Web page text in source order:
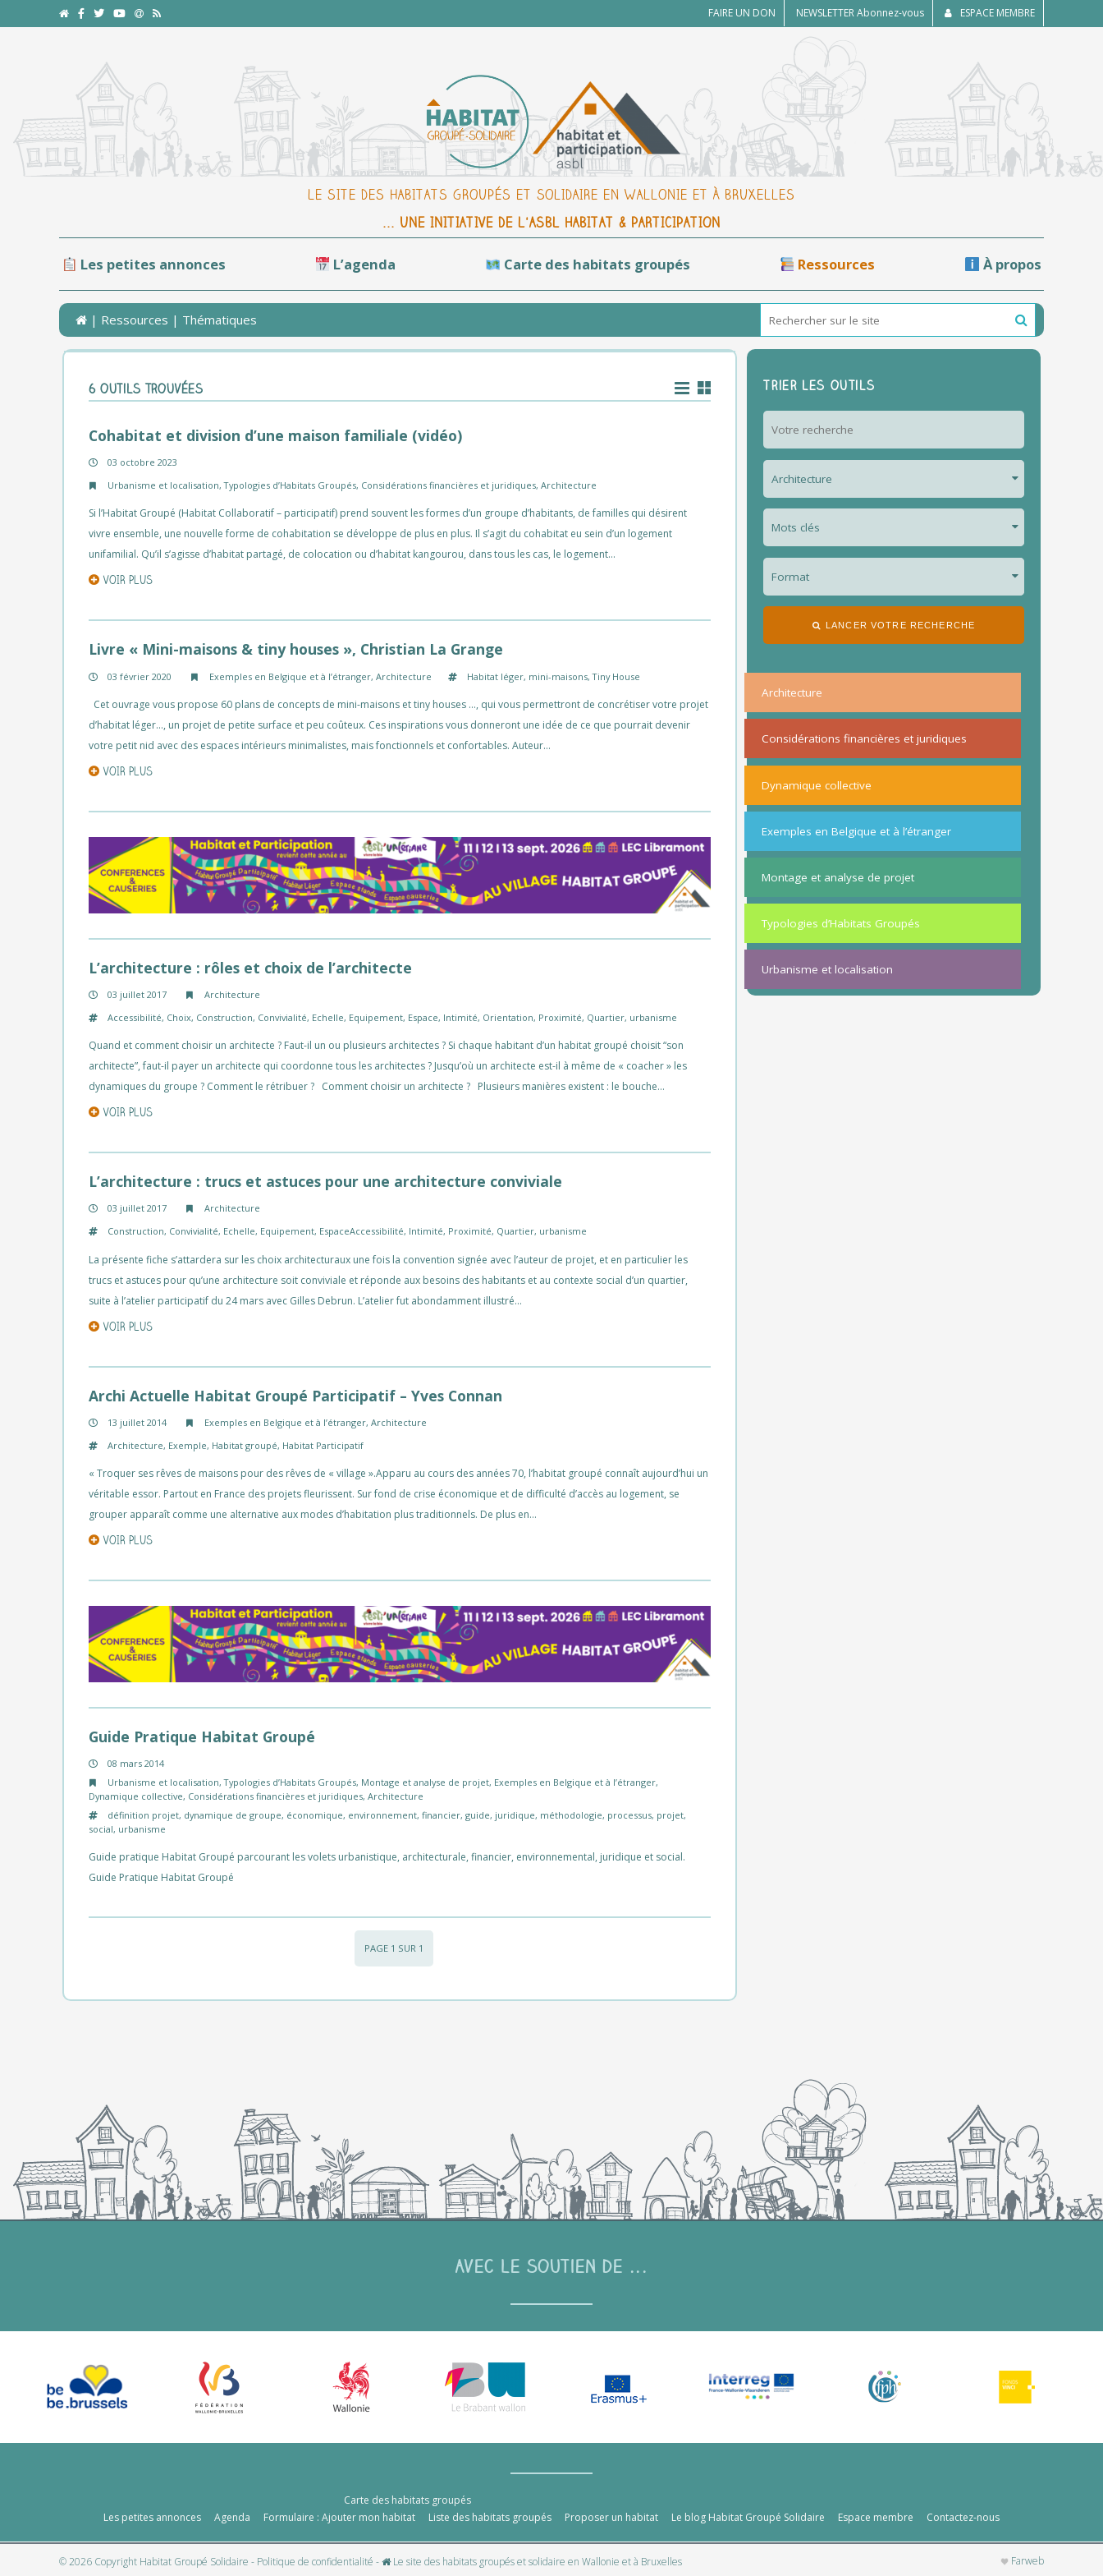
FAIRE UN DON NEWSLETTERAbonnez-vous ESPACE MEMBRE
LE SITE DES HABITATS GROUPÉS ET SOLIDAIRE EN WALLONIE ET À BRUXELLES
... UNE INITIATIVE DE L'ASBL HABITAT & PARTICIPATION
Les petites annonces L’agenda Carte des habitats groupés Ressources À propos
| Ressources | Thématiques
6 outils trouvées
Cohabitat et division d’une maison familiale (vidéo)
03 octobre 2023
Urbanisme et localisation,Typologies d’Habitats Groupés, Considérations financières et juridiques,Architecture
Si l’Habitat Groupé (Habitat Collaboratif – participatif) prend souvent les formes d’un groupe d’habitants, de familles qui désirent
vivre ensemble, une nouvelle forme de cohabitation se développe de plus en plus. Il s’agit du cohabitat eu sein d’un logement
unifamilial. Qu’il s’agisse d’habitat partagé, de colocation ou d’habitat kangourou, dans tous les cas, le logement…
VOIR PLUS
Livre « Mini-maisons & tiny houses », Christian La Grange
03 février 2020 Exemples en Belgique et à l’étranger,Architecture Habitat léger, mini-maisons,Tiny House
Cet ouvrage vous propose 60 plans de concepts de mini-maisons et tiny houses …, qui vous permettront de concrétiser votre projet
d’habitat léger…, un projet de petite surface et peu coûteux. Ces inspirations vous donneront une idée de ce que pourrait devenir
votre petit nid avec des espaces intérieurs minimalistes, mais fonctionnels et confortables. Auteur…
VOIR PLUS
L’architecture : rôles et choix de l’architecte
03 juillet 2017
Architecture
Accessibilité, Choix, Construction, Convivialité, Echelle, Equipement, Espace, Intimité, Orientation, Proximité, Quartier, urbanisme
Quand et comment choisir un architecte ? Faut-il un ou plusieurs architectes ? Si chaque habitant d’un habitat groupé choisit “son
architecte”, faut-il payer un architecte qui coordonne tous les architectes ? Jusqu’où un architecte est-il à même de « coacher » les
dynamiques du groupe ? Comment le rétribuer ? Comment choisir un architecte ? Plusieurs manières existent : le bouche…
VOIR PLUS
L’architecture : trucs et astuces pour une architecture conviviale
03 juillet 2017
Architecture
Construction, Convivialité, Echelle, Equipement, EspaceAccessibilité, Intimité, Proximité, Quartier, urbanisme
La présente fiche s’attardera sur les choix architecturaux une fois la convention signée avec l’auteur de projet, et en particulier les
trucs et astuces pour qu’une architecture soit conviviale et réponde aux besoins des habitants et au contexte social d’un quartier,
suite à l’atelier participatif du 24 mars avec Gilles Debrun. L’atelier fut abondamment illustré…
VOIR PLUS
Archi Actuelle Habitat Groupé Participatif – Yves Connan
13 juillet 2014 Exemples en Belgique et à l’étranger,Architecture
Architecture, Exemple, Habitat groupé, Habitat Participatif
« Troquer ses rêves de maisons pour des rêves de « village ».Apparu au cours des années 70, l’habitat groupé connaît aujourd’hui un
véritable essor. Partout en France des projets fleurissent. Sur fond de crise économique et de difficulté d’accès au logement, se
grouper apparaît comme une alternative aux modes d’habitation plus traditionnels. De plus en…
VOIR PLUS
Guide Pratique Habitat Groupé
08 mars 2014
Urbanisme et localisation,Typologies d’Habitats Groupés, Montage et analyse de projet, Exemples en Belgique et à l’étranger,
Dynamique collective, Considérations financières et juridiques,Architecture
définition projet, dynamique de groupe, économique, environnement,financier,guide, juridique, méthodologie, processus, projet,
social, urbanisme
Guide pratique Habitat Groupé parcourant les volets urbanistique, architecturale, financier, environnemental, juridique et social.
Guide Pratique Habitat Groupé
PAGE 1 SUR 1
Trier les outils
LANCER VOTRE RECHERCHE
Architecture
Considérations financières et juridiques
Dynamique collective
Exemples en Belgique et à l’étranger
Montage et analyse de projet
Typologies d’Habitats Groupés
Urbanisme et localisation
Avec le soutien de ...
Les petites annonces Agenda
Carte des habitats groupés
Formulaire : Ajouter mon habitat
Liste des habitats groupés Proposer un habitat Le blog Habitat Groupé Solidaire Espace membre Contactez-nous
© 2026 Copyright Habitat Groupé Solidaire - Politique de confidentialité - Le site des habitats groupés et solidaire en Wallonie et à Bruxelles Farweb